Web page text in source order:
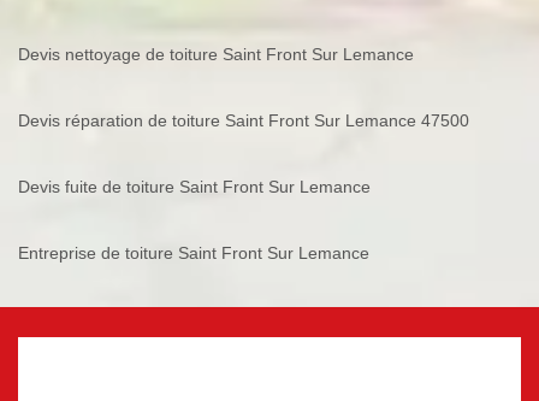
Devis nettoyage de toiture Saint Front Sur Lemance
Devis réparation de toiture Saint Front Sur Lemance 47500
Devis fuite de toiture Saint Front Sur Lemance
Entreprise de toiture Saint Front Sur Lemance